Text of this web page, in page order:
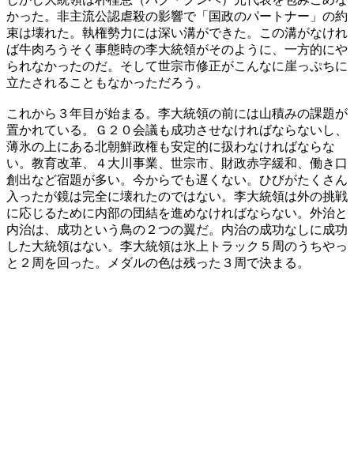
かった。非主流公認虐殺の影響で「国政のパートナー」の約
束は壊れた。執権勢力には深い溝ができた。この溝がなけれ
ば牛肉ろうそく事態時の李大統領がそのように、一方的にや
られなかったのだ。そして世宗市修正がこんなに崖っぷちに
立たされることもなかっただろう。
これから３年目が始まる。李大統領の前には山積みの課題が
置かれている。Ｇ２０会議も成功させなければならないし、
薄氷の上にある北朝鮮政権も安定的に扱わなければならな
い。教育改革、４大川事業、世宗市、財政赤字緩和、働き口
創出など宿題が多い。今からでも遅くない。ひびがたくさん
入ったが鏡は完全に壊れたのではない。李大統領は外の挑戦
に応じるために内部の団結を進めなければならない。外治と
内治は、成功という鳥の２つの翼だ。内治の成功なしに成功
した大統領はない。李大統領は氷上トラック５周のうちやっ
と２周を回った。メダルの色は残った３周で決まる。